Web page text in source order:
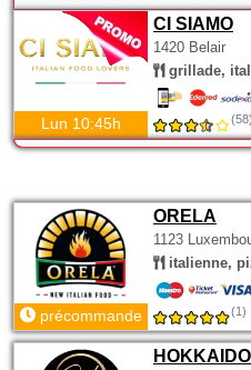
CI SIAMO
1420 Belair
grillade,
Lun 10:45h (58)
ORELA
1123
italienne,
précommande (1)
HOKKAIDO